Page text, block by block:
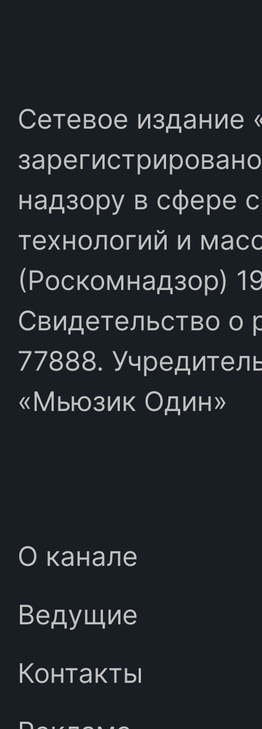
Сетевое издание
надзору в сфере
технологий и
(Роскомнадзор)
Свидетельство
77888.
«Мьюзик Один»
О канале
Ведущие
Контакты